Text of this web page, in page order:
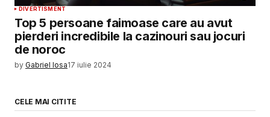
DIVERTISMENT
Top 5 persoane faimoase care au avut
pierderi incredibile la cazinouri sau jocuri
de noroc
by Gabriel Iosa17 iulie 2024
CELE MAI CITITE